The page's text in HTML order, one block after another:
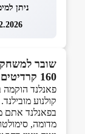
ניתן
160 קרדיטים
קולנוע מובילנד.
בפאנלנד אתם
מדומה,